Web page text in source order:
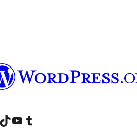
tonë Instagram
tonë LinkedIn
Vizitoni llogarinë tonë TikTok
Vizitoni kanalin tonë YouTube
Vizitoni llogarinë tonë Tumblr